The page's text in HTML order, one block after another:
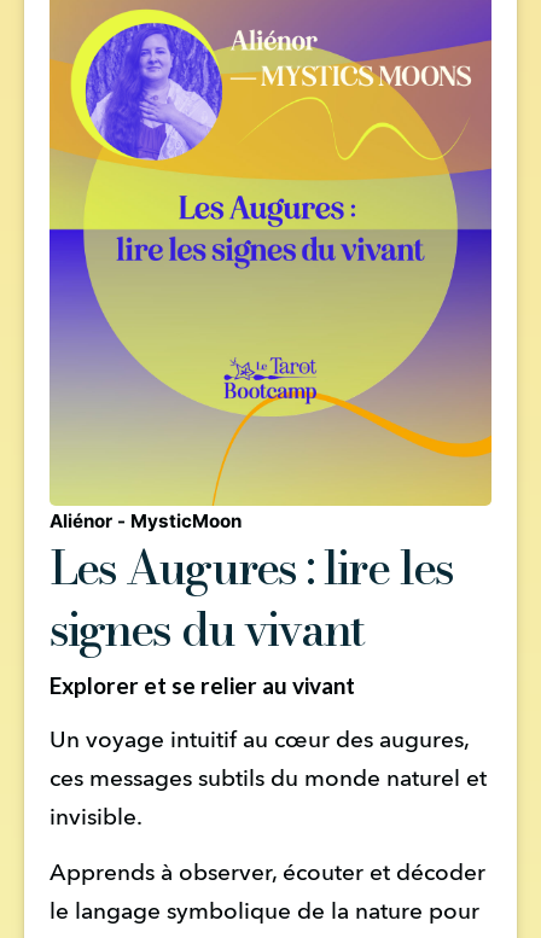
Aliénor - MysticMoon
Les Augures : lire les
signes du vivant
Explorer et se relier au vivant
Un voyage intuitif au cœur des augures,
ces messages subtils du monde naturel et
invisible.
Apprends à observer, écouter et décoder
le langage symbolique de la nature pour